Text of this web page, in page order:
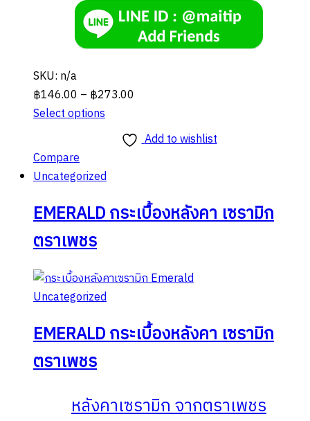
SKU: n/a
฿146.00 – ฿273.00
฿146.00
through
Select options
product
has
multiple
variants.
The
options
be
chosen
the
product
page
Add to wishlist
Compare
Uncategorized
EMERALD กระเบื้องหลังคา เซรามิก
ตราเพชร
Uncategorized
EMERALD กระเบื้องหลังคา เซรามิก
ตราเพชร
หลังคาเซรามิก จากตราเพชร